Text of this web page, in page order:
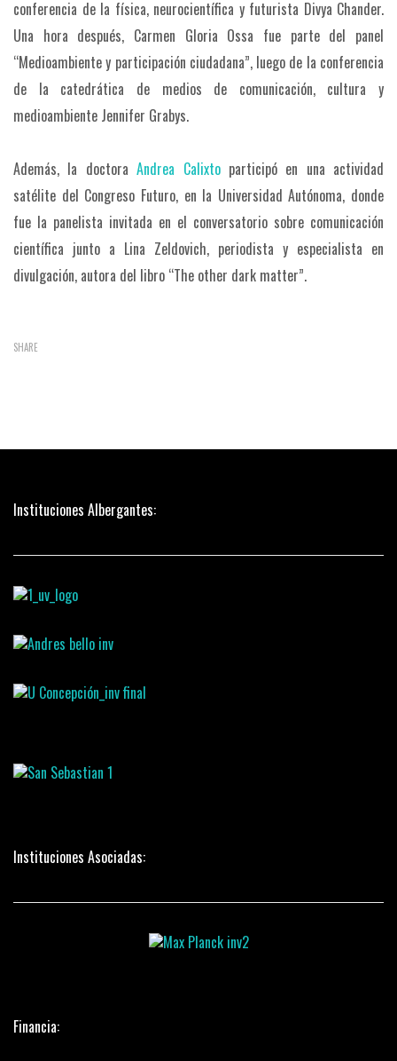
conferencia de la física, neurocientífica y futurista Divya Chander.
Una hora después, Carmen Gloria Ossa fue parte del panel
“Medioambiente y participación ciudadana”, luego de la conferencia
de la catedrática de medios de comunicación, cultura y
medioambiente Jennifer Grabys.
Además, la doctoraAndrea Calixtoparticipó en una actividad
satélite del Congreso Futuro, en la Universidad Autónoma, donde
fue la panelista invitada en el conversatorio sobre comunicación
científica junto a Lina Zeldovich, periodista y especialista en
divulgación, autora del libro “The other dark matter”.
SHARE
Instituciones Albergantes:
Instituciones Asociadas:
Financia: